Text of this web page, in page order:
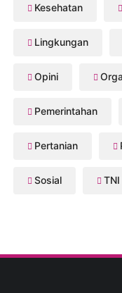
Kesehatan
Lingkungan
Opini
Pemerintahan
Pertanian
Sosial